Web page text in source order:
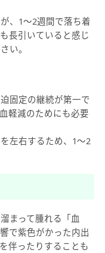
、1〜2週間で落ち着
長引いていると感じ
い。
固定の継続が第一で
軽減のためにも必要
左右するため、1～2
まって腫れる「血
で紫色がかった内出
伴ったりすることも